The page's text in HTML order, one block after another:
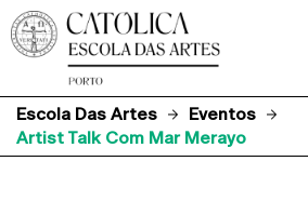
Escola Das Artes
Eventos
Artist Talk Com Mar Merayo